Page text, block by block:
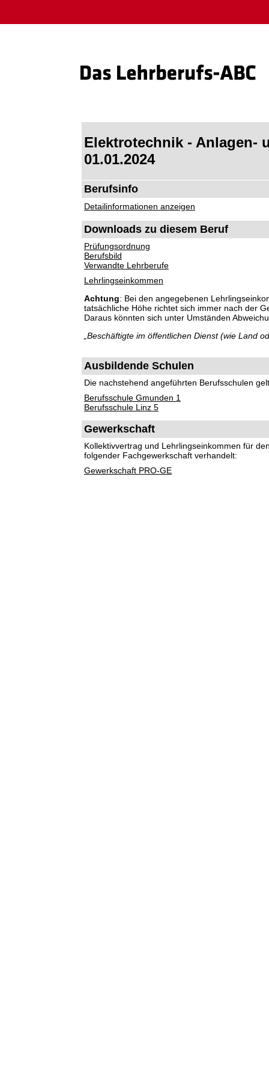
Elektrotechnik - Anlagen-
01.01.2024
Berufsinfo
Detailinformationen anzeigen
Downloads zu diesem Beruf
Prüfungsordnung
Berufsbild
Verwandte Lehrberufe
Lehrlingseinkommen
Achtung: Bei den angegebenen
tatsächliche Höhe richtet sich immer nach der
Daraus könnten sich unter Umständen
„Beschäftigte im öffentlichen Dienst (wie Land
Ausbildende Schulen
Die nachstehend angeführten Berufsschulen
Berufsschule Gmunden 1
Berufsschule Linz 5
Gewerkschaft
Kollektivvertrag und Lehrlingseinkommen für
folgender Fachgewerkschaft verhandelt:
Gewerkschaft PRO-GE